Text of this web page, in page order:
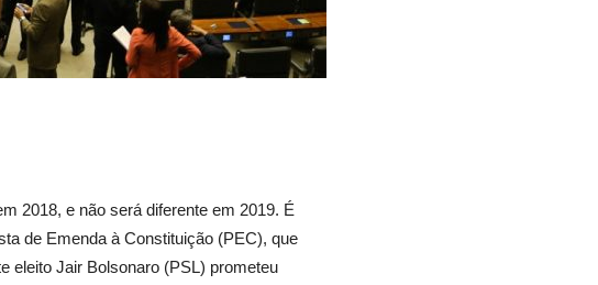
2018, e não será diferente em 2019. É
de Emenda à Constituição (PEC), que
eleito Jair Bolsonaro (PSL) prometeu